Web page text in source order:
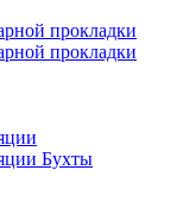
прокладки
прокладки
Бухты